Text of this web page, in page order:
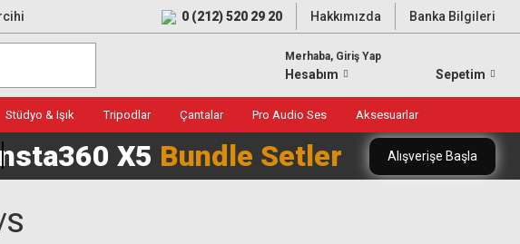
0 (212) 520 29 20 Hakkımızda Banka Bilgileri
Merhaba, Giriş Yap
Hesabım Sepetim
Stüdyo & Işık Tripodlar Çantalar Pro Audio Ses Aksesuarlar
X5 Bundle Setler Alışverişe Başla
s